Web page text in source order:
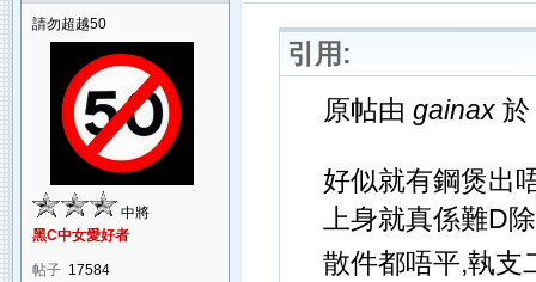
請勿超越50
中將
黑C中女愛好者
帖子 17584
引用:
原帖由 gainax於
好似就有鋼煲出
上身就真係難D
散件都唔平,執支